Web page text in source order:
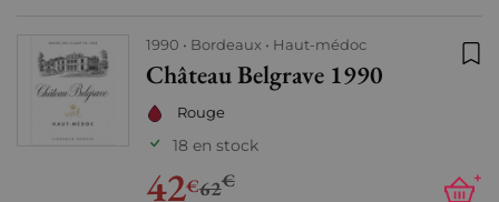
1990 Bordeaux Haut-médoc
Château Belgrave 1990
Rouge
18 en stock
42€62€ +